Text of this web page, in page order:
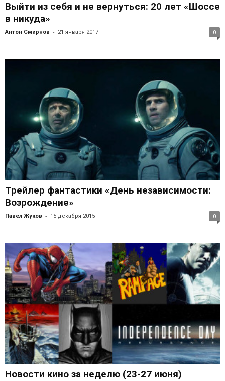
Выйти из себя и не вернуться: 20 лет «Шоссе
в никуда»
Антон Смирнов - 21 января 2017 0
Трейлер фантастики «День независимости:
Возрождение»
Павел Жуков - 15 декабря 2015 0
Новости кино за неделю (23-27 июня)